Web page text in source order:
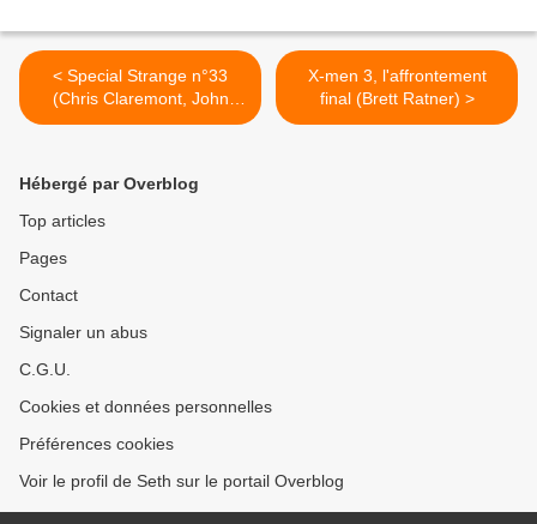
< Special Strange n°33
(Chris Claremont, John
Byrne, Bob Mc Leod, Mark
X-men 3, l'affrontement
final (Brett Ratner) >
Hébergé par Overblog
Top articles
Pages
Contact
Signaler un abus
C.G.U.
Cookies et données personnelles
Préférences cookies
Voir le profil de Seth sur le portail Overblog